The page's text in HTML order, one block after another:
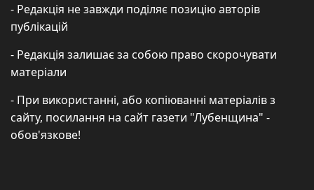
- Редакція не завжди поділяє позицію авторів
публікацій
- Редакція залишає за собою право скорочувати
матеріали
- При використанні, або копіюванні матеріалів з
сайту, посилання на сайт газети "Лубенщина" -
обов'язкове!